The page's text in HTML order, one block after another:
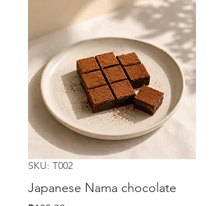
SKU: T002
Japanese Nama chocolate